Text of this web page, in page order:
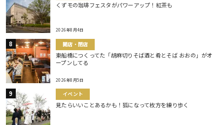
くずモの珈琲フェスタがパワーアップ！紅茶も
2026年8月4日
開店・閉店
東船橋につくってた「胡麻切りそば酒と肴とそば おおの」がオ
ープンしてる
2026年8月5日
イベント
見たらいいことあるかも！狐になって枚方を練り歩く